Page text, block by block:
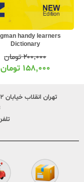
handy learners
Dictionary
۲۰۰,۰۰۰تومان
۱۵۸,۰۰۰ تومان
تهران انقلاب خیابان ۱۲ فروردین پایین تر از وحید نظری پلاک ۲۴۹